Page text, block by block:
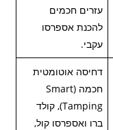
עזרים חכמים
להכנת אספרסו
עקבי.
דחיסה אוטומטית
חכמה (Smart
Tamping), קולד
ברו ואספרסו קול,